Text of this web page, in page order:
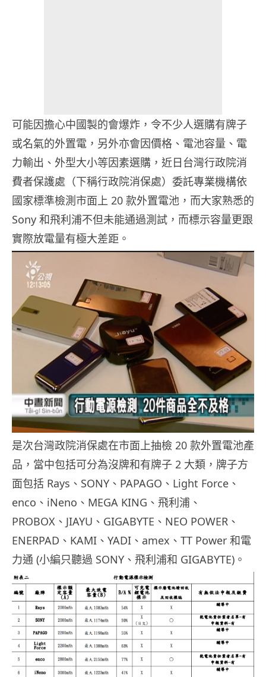
可能因擔心中國製的會爆炸，令不少人選購有牌子
或名氣的外置電，另外亦會因價格、電池容量、電
力輸出、外型大小等因素選購，近日台灣行政院消
費者保護處（下稱行政院消保處）委託專業機構依
國家標準檢測市面上 20 款外置電池，而大家熟悉的
Sony 和飛利浦不但未能通過測試，而標示容量更跟
實際放電量有極大差距。
是次台灣政院消保處在市面上抽檢 20 款外置電池產
品，當中包括可分為沒牌和有牌子 2 大類，牌子方
面包括 Rays、SONY、PAPAGO、Light Force、
enco、iNeno、MEGA KING、飛利浦、
PROBOX、JIAYU、GIGABYTE、NEO POWER、
ENERPAD、KAMI、YADI、amex、TT Power 和電
力通 (小編只聽過 SONY、飛利浦和 GIGABYTE)。